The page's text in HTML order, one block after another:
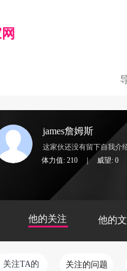
james詹姆斯
这家伙还没有留下自我介
体力值: 210
威望: 0
他的关注 他的
关注TA的 关注的问题